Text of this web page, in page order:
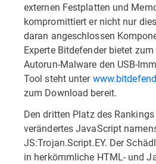
externen Festplatten und
kompromittiert er nicht nur
daran angeschlossen
Experte Bitdefender bietet
Autorun-Malware den USB-
Tool steht unter
zum Download bereit.
Den dritten Platz des
verändertes JavaScript
JS:Trojan.Script.EY. Der
in herkömmliche HTML- und